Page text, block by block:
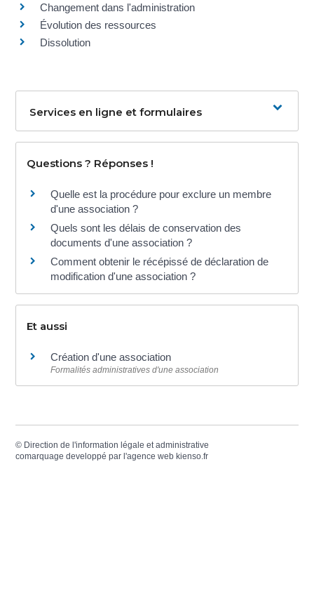
Changement dans l'administration
Évolution des ressources
Dissolution
Services en ligne et formulaires
Questions ? Réponses !
Quelle est la procédure pour exclure un membre
d'une association ?
Quels sont les délais de conservation des
documents d'une association ?
Comment obtenir le récépissé de déclaration de
modification d'une association ?
Et aussi
Création d'une association
Formalités administratives d'une association
© Direction de l'information légale et administrative
comarquage developpé par l'agence web kienso.fr